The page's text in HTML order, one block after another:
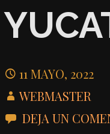
11 MAYO, 2022
WEBMASTER
DEJA UN